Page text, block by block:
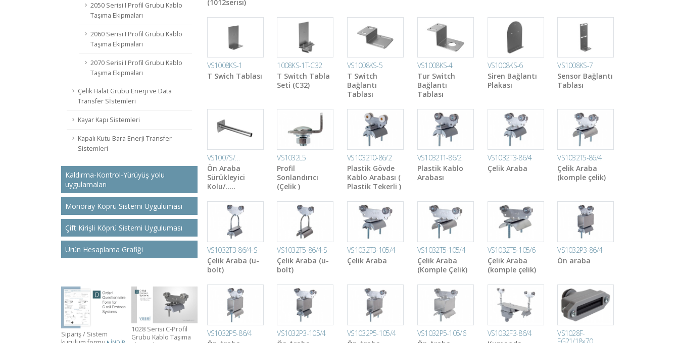
2050 Serisi I Profil Grubu Kablo
Taşıma Ekipmaları
2060 Serisi I Profil Grubu Kablo
Taşıma Ekipmaları
2070 Serisi I Profil Grubu Kablo
Taşıma Ekipmaları
Çelik Halat Grubu Enerji ve Data
Transfer Sİstemleri
Kayar Kapı Sistemleri
Kapalı Kutu Bara Enerji Transfer
Sistemleri
Kaldırma-Kontrol-Yürüyüş yolu
uygulamaları
Monoray Köprü Sistemi Uyguluması
Çift Kirişli Köprü Sistemi Uyguluması
Ürün Hesaplama Grafiği
Sipariş / Sistem
1028 Serisi C-Profil
Grubu Kablo Taşıma
(1012serisi)
VS1008KS-1
T Swich Tablası
1008KS-1T-C32
T Switch Tabla
Seti (C32)
VS1008KS-5
T Switch
Bağlantı
Tablası
VS1008KS-4
Tur Switch
Bağlantı
Tablası
VS1008KS-6
Siren Bağlantı
Plakası
VS1008KS-7
Sensor Bağlantı
Tablası
VS1007S/…
Ön Araba
Sürükleyici
Kolu/…..
VS1032L5
Profil
Sonlandırıcı
(Çelik )
VS1032T0-86/2
Plastik Gövde
Kablo Arabası (
Plastik Tekerli )
VS1032T1-86/2
Plastik Kablo
Arabası
VS1032T3-86/4
Çelik Araba
VS1032T5-86/4
Çelik Araba
(komple çelik)
VS1032T3-86/4-S
Çelik Araba (u-
bolt)
VS1032T5-86/4-S
Çelik Araba (u-
bolt)
VS1032T3-105/4
Çelik Araba
VS1032T5-105/4
Çelik Araba
(Komple Çelik)
VS1032T5-105/6
Çelik Araba
(komple çelik)
VS1032P3-86/4
Ön araba
VS1032P5-86/4
VS1032P3-105/4
VS1032P5-105/4
VS1032P5-105/6
VS1032F3-86/4
VS1028F-